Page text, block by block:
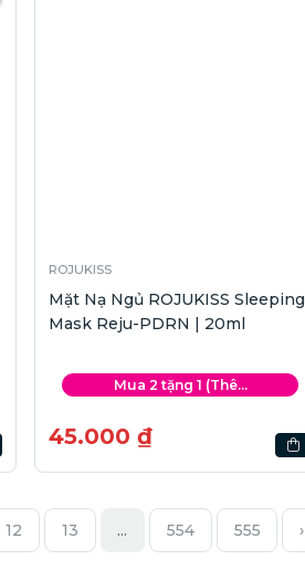
ROJUKISS
Mặt Nạ Ngủ ROJUKISS Sleeping
Mask Reju-PDRN | 20ml
Mua 2 tặng 1 (Thê...
45.000 ₫
12 13 ... 554 555 ›